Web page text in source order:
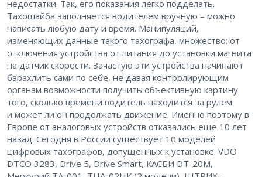
недостатки. Так, его показания легко подделать.
Тахошайба заполняется водителем вручную – можно
написать любую дату и время. Манипуляций,
изменяющих данные такого тахографа, множество: от
отключения устройства от питания до установки магнита
на датчик скорости. Зачастую эти устройства начинают
барахлить сами по себе, не давая контролирующим
органам возможности получить объективную картину
того, сколько времени водитель находится за рулем
и может ли он продолжать движение. Именно поэтому в
Европе от аналоговых устройств отказались еще 10 лет
назад. Сегодня в России существует 10 моделей
цифровых тахографов, допущенных к установке: VDO
DTCO 3283, Drive 5, Drive Smart, КАСБИ DT-20M,